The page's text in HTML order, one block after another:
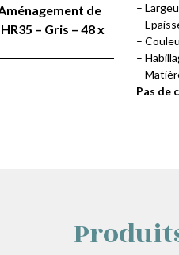
de
– Gris – 48 x
–
–
–
–
–
Pas de